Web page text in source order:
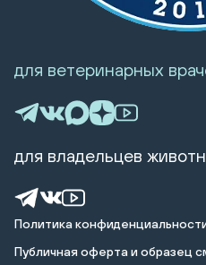
Политика
Публичная оферта и образец
для ветеринарных
для владельцев